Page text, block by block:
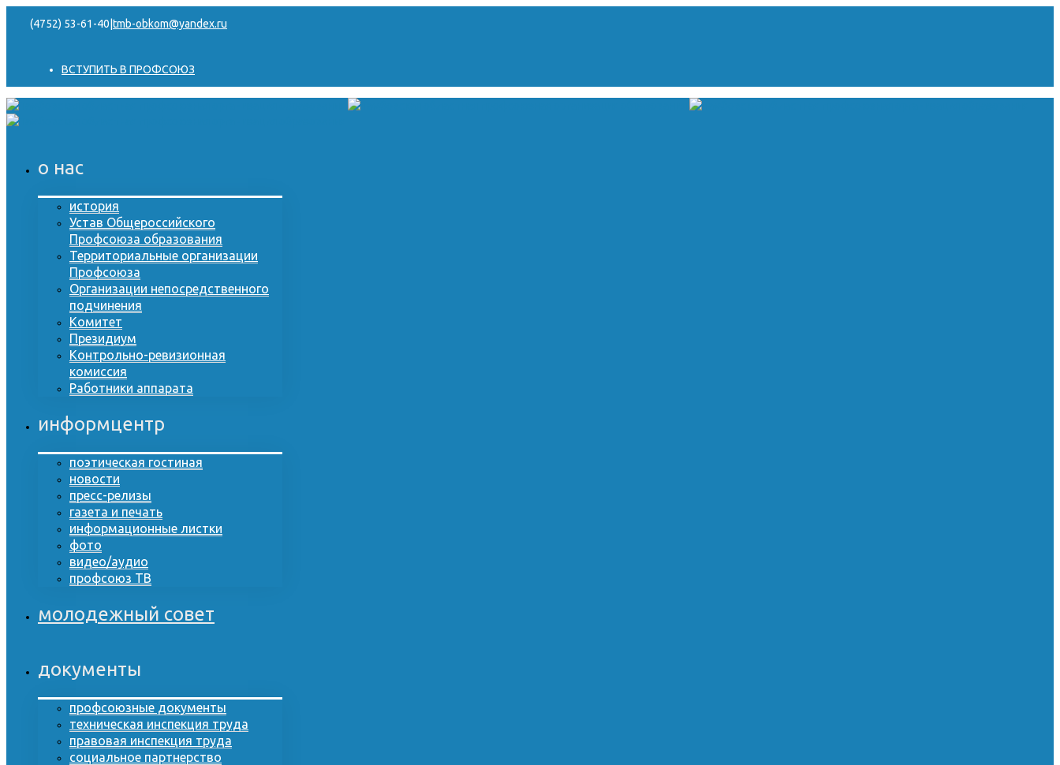
(4752) 53-61-40 tmb-obkom@yandex.ru
ВСТУПИТЬ В ПРОФСОЮЗ
о нас
история
Устав Общероссийского
Профсоюза образования
Территориальные организации
Профсоюза
Организации непосредственного
подчинения
Комитет
Президиум
Контрольно-ревизионная
комиссия
Работники аппарата
информцентр
поэтическая гостиная
новости
пресс-релизы
газета и печать
информационные листки
фото
видео/аудио
профсоюз ТВ
молодежный совет
документы
профсоюзные документы
техническая инспекция труда
правовая инспекция труда
социальное партнерство